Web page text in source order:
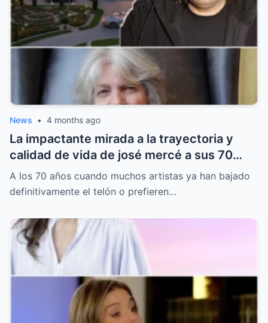
News • 4 months ago
La impactante mirada a la trayectoria y
calidad de vida de josé mercé a sus 70
años que revela un hombre lleno de fuego
gitano pero marcado por una herida que
A los 70 años cuando muchos artistas ya han bajado
definitivamente el telón o prefieren…